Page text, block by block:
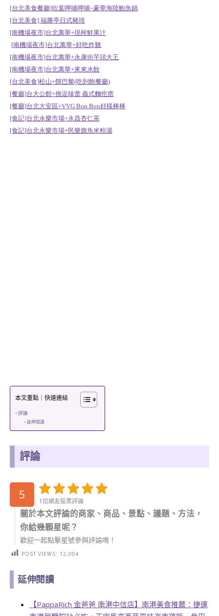
[台北美食餐廳]欣葉呷哺呷哺~豪華海陸鮑魚鍋
[台北美食] 福勝亭日式豬排
[南機場夜市]台北萬華+現榨鮮果汁
[南機場夜市]台北萬華+好吃炸雞
[南機場夜市]台北萬華+永康街芋頭大王
[南機場夜市]台北萬華+來來水餃
[台北美食]松山+饌巴黎(吃到飽餐廳)
[餐廳]台大公館+挑逗味蕾 義式麵疙瘩
[餐廳]台北大安區+VVG Bon Bon好樣棒棒
[食記]台北永樂市場+永昌杏仁茶
[食記]台北永樂市場+民樂旗魚米粉湯
本文重點｜快速連結
評論
延伸閱讀
評論
5 1位網友投票評論
關於本文評論的商家、商品、景點、議題、方法，
你給幾顆星呢？
歡迎一起點擊星號參與評論唷！
POST VIEWS: 12,004
延伸閱讀
【PappaRich 金爸爸 南港中信店】南港美食推薦：捷運